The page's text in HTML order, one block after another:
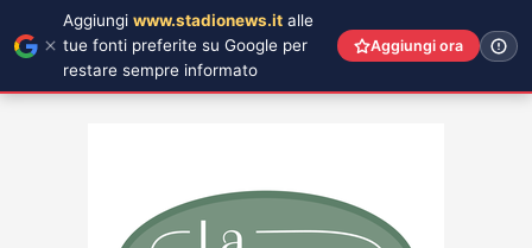
Aggiungi www.stadionews.it alle
tue fonti preferite su Google per
restare sempre informato
Aggiungi ora